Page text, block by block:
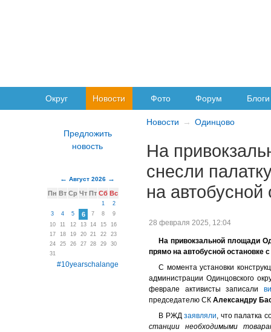
Округ Новости Фото Форум Блоги
Новости Одинцово
На
снесли
на автобусной
28 февраля 2025, 12:04
На привокзальной площади
прямо на автобусной остановке
С момента установки
администрации Одинцовского
феврале активисты записали
председателю СК Александру
В РЖДзаявляли, что палатка
станции необходимыми
Август 2026
Пн Вт Ср Чт Пт Сб Вс
1
2
3
4 5 6 7 8
9
10
11 12 13 14 15
16
17
18 19 20 21 22
23
24
25 26 27 28 29
30
31
#10yearschalange